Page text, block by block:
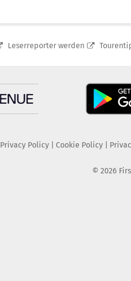
Leserreporter werden
Privacy Policy| Cookie Policy|
© 2026